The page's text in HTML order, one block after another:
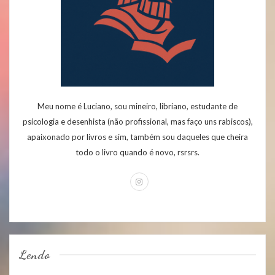
Meu nome é Luciano, sou mineiro, libriano, estudante de
psicologia e desenhista (não profissional, mas faço uns rabiscos),
apaixonado por livros e sim, também sou daqueles que cheira
todo o livro quando é novo, rsrsrs.
Lendo